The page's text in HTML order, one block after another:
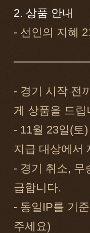
2. 상품 안내
- 선인의 지혜
- 경기 시작 전
게 상품을 드립
- 11월 23일(토
지급 대상에서
- 경기 취소, 무
급합니다.
- 동일IP를 기
주세요)